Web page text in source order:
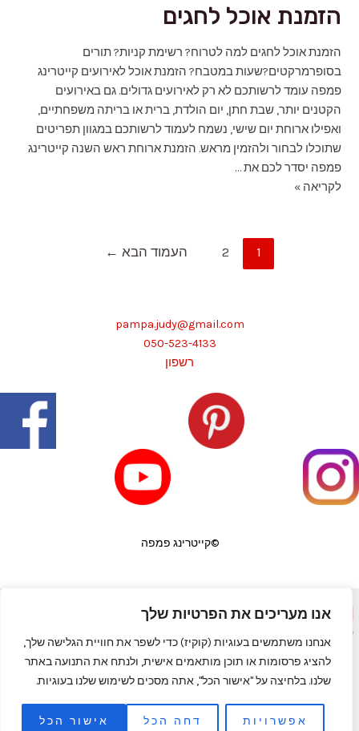
אנו מעריכים את הפרטיות שלך
אנחנו משתמשים בעוגיות (קוקיז) כדי לשפר את חוויית הגלישה שלך,
להציג פרסומות או תוכן מותאמים אישית, ולנתח את התנועה באתר
שלנו. בלחיצה על "אישור הכל", אתה מסכים לשימוש שלנו בעוגיות.
אפשרויות דחה הכל אישור הכל
(אסאדורים)
הזמנת אוכל לחגים
הזמנת אוכל לחגים למה לטרוח? רשימת קניות? תורים
בסופרמרקטים?שעות במטבח? הזמנת אוכל לאירועים קייטרינג
פמפה עומד לרשותכם לא רק לאירועים גדולים. גם באירועים
הקטנים יותר, שבת חתן, יום הולדת, ברית או בריתה משפחתיים,
ואפילו ארוחת יום שישי, נשמח לעמוד לרשותכם במגוון תפריטים
שתוכלו לבחור ולהזמין מראש. הזמנת ארוחת ראש השנה קייטרינג
פמפה יסדר לכם את …
הזמנת
לקריאה »
1
2 העמוד הבא ←
pampa.judy@gmail.com
050-523-4133
רשפון
©קייטרינג פמפה
פורטל יופי בראש|שף פרטי לאירועים
פאות